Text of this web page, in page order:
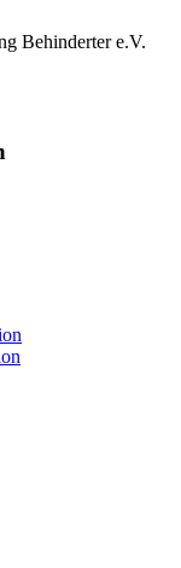
Behinderter e.V.